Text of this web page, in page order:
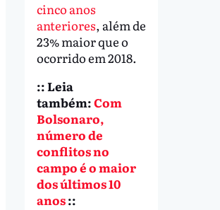
cinco anos
anteriores, além de
23% maior que o
ocorrido em 2018.
:: Leia
também:Com
Bolsonaro,
número de
conflitos no
campo é o maior
dos últimos 10
anos::